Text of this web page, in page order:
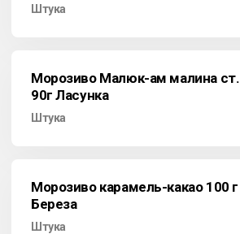
Штука
Морозиво Малюк-ам малина ст.
90г Ласунка
Штука
Морозиво карамель-какао 100 г
Береза
Штука